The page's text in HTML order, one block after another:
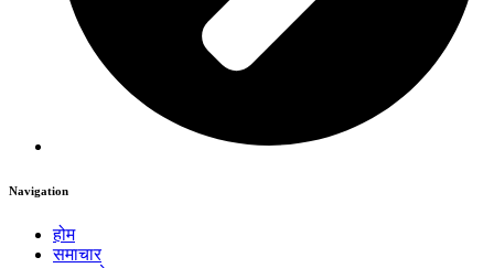
Navigation
होम
समाचार